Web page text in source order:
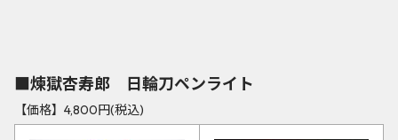
■煉獄杏寿郎 日輪刀ペンライト
【価格】4,800円(税込)